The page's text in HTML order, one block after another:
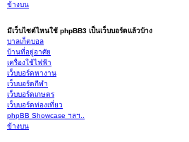
ข้างบน
มีเว็บไซต์ไหนใช้ phpBB3 เป็นเว็บบอร์ดแล้วบ้าง
บาลเก็ตบอล
บ้านที่อยู่อาศัย
เครื่องใช้ไฟฟ้า
เว็บบอร์ดหางาน
เว็บบอร์ดกีฬา
เว็บบอร์ดเกษตร
เว็บบอร์ดท่องเที่ยว
phpBB Showcase ฯลฯ..
ข้างบน